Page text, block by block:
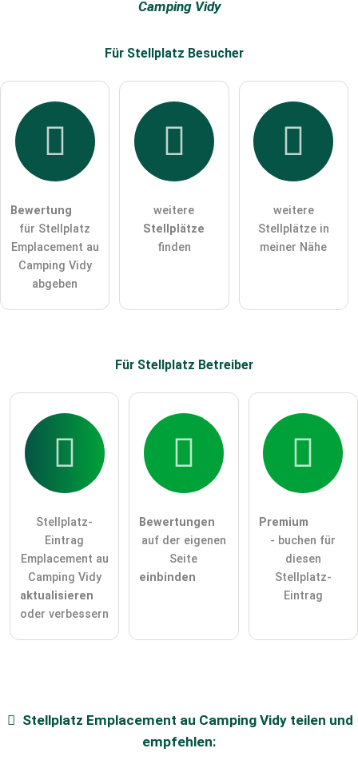
Hiermit akzeptiere ich die .
Die Datenschutzerklärunghabe ich zur Kenntnis genommen.
öffentliche Frage stellen
Bitte beachten Sie, öffentliche Fragen sind
Besucher sichtbar
Klicken Sie hier um eine
Stellplatz-Eintrag zu stellen
Camping Vidy
Für Stellplatz Besucher
Bewertung
für Stellplatz
Emplacement au
Camping Vidy
abgeben
weitere
Stellplätze
finden
weitere
Stellplätze in
meiner Nähe
Für Stellplatz Betreiber
Stellplatz-
Eintrag
Emplacement au
Camping Vidy
aktualisieren
oder verbessern
Bewertungen
auf der eigenen
Seite
einbinden
Premium
- buchen für
diesen
Stellplatz-
Eintrag
Stellplatz Emplacement au Camping Vidy teilen und
empfehlen: